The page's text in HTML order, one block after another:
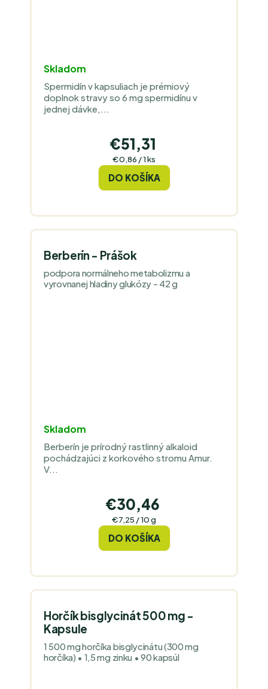
Skladom
Spermidín v kapsuliach je prémiový
doplnok stravy so 6 mg spermidínu v
jednej dávke,...
€51,31
Jednotková
€0,86 / 1 ks
DO KOŠÍKA
Berberín - Prášok
podpora normálneho metabolizmu a
vyrovnanej hladiny glukózy - 42 g
Skladom
Berberín je prírodný rastlinný alkaloid
pochádzajúci z korkového stromu Amur.
V...
€30,46
Jednotková
€7,25 / 10 g
DO KOŠÍKA
Horčík bisglycinát 500 mg -
Kapsule
1 500 mg horčíka bisglycinátu (300 mg
horčíka) • 1,5 mg zinku • 90 kapsúl